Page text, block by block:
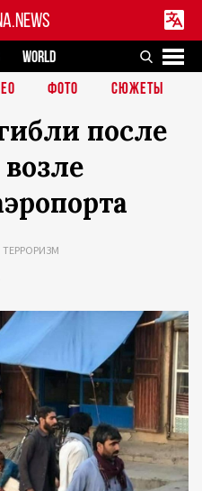
WORLD
ФОТО СЮЖЕТЫ
после
ТЕРРОРИЗМ